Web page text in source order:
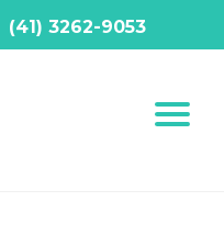
(41) 3262-9053